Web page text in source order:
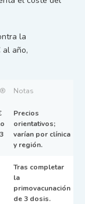
la
año,
Notas
Precios
orientativos;
varían por clínica
y región.
Tras completar
la
primovacunación
de 3 dosis.